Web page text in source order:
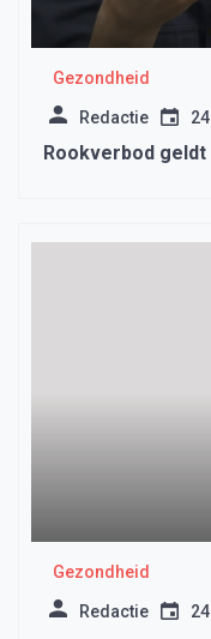
Gezondheid
Redactie
Rookverbod
Gezondheid
Redactie